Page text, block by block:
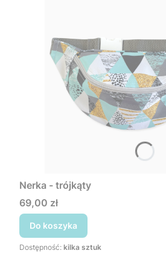
Nerka - trójkąty
Cena
69,00 zł
Do koszyka
Dostępność: kilka sztuk